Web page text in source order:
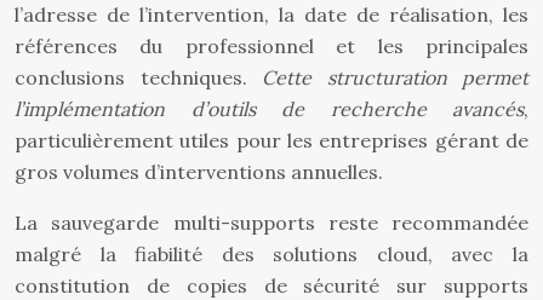
l’adresse de l’intervention, la date de réalisation, les
références du professionnel et les principales
conclusions techniques. Cette structuration permet
l’implémentation d’outils de recherche avancés,
particulièrement utiles pour les entreprises gérant de
gros volumes d’interventions annuelles.
La sauvegarde multi-supports reste recommandée
malgré la fiabilité des solutions cloud, avec la
constitution de copies de sécurité sur supports